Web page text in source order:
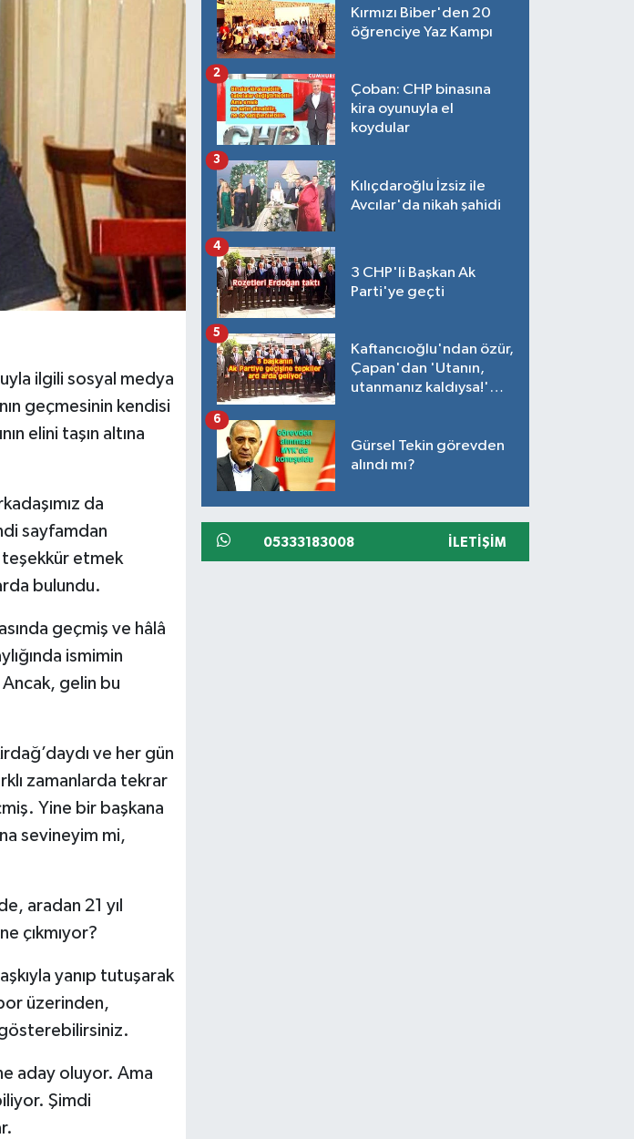
ilgili sosyal medya
geçmesinin kendisi
elini taşın altına
da
sayfamdan
teşekkür etmek
bulundu.
geçmiş ve hâlâ
ismimin
gelin bu
ve her gün
zamanlarda tekrar
Yine bir başkana
sevineyim mi,
aradan 21 yıl
çıkmıyor?
yanıp tutuşarak
üzerinden,
gösterebilirsiniz.
aday oluyor. Ama
Şimdi
Kırmızı Biber'den 20
öğrenciye Yaz Kampı
Çoban: CHP binasına
kira oyunuyla el
koydular
2
Kılıçdaroğlu İzsiz ile
Avcılar'da nikah şahidi
3
3 CHP'li Başkan Ak
Parti'ye geçti
4
Kaftancıoğlu'ndan özür,
Çapan'dan 'Utanın,
utanmanız kaldıysa!'
5
Gürsel Tekin görevden
alındı mı?
6
05333183008 İLETIŞIM